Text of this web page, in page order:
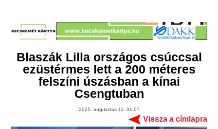
Blaszák Lilla országos csúccsal
ezüstérmes lett a 200 méteres
felszíni úszásban a kínai
Csengtuban
2025. augusztus 11. 01:07
Vissza a címlapra